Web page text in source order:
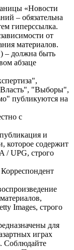
«Новости
– обязательна
гиперссылка.
от
материалов.
– должна быть
абзаце
"Выборы",
публикуются на
с
и
которое содержит
/ UPG, строго
Images, строго
для
играх
Соблюдайте